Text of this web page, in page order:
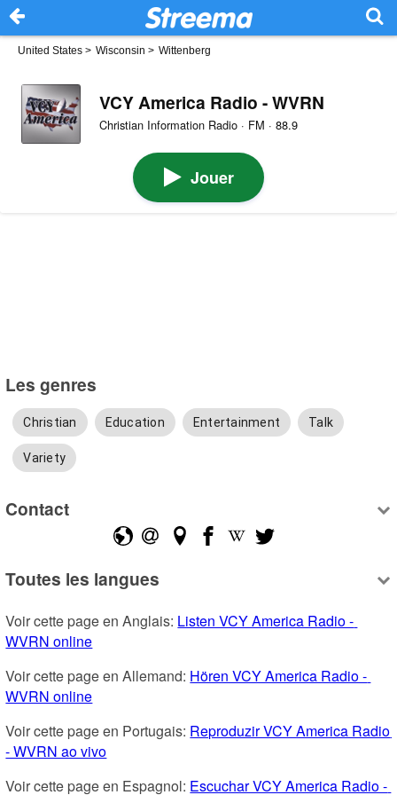
United States > Wisconsin > Wittenberg
VCY America Radio - WVRN
Christian Information Radio · FM · 88.9
Jouer
Les genres
Christian Education Entertainment Talk
Variety
Contact
Toutes les langues
Voir cette page en Anglais: Listen VCY America Radio -
WVRN online
Voir cette page en Allemand: Hören VCY America Radio -
WVRN online
Voir cette page en Portugais: Reproduzir VCY America Radio
- WVRN ao vivo
Voir cette page en Espagnol: Escuchar VCY America Radio -